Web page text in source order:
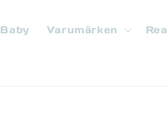
Baby Varumärken Rea